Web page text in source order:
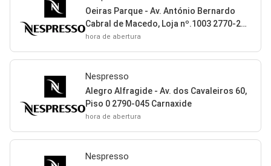
Oeiras Parque - Av. António Bernardo
Cabral de Macedo, Loja nº.1003 2770-219
Oeiras
hora de abertura
Nespresso
Alegro Alfragide - Av. dos Cavaleiros 60,
Piso 0 2790-045 Carnaxide
hora de abertura
Nespresso